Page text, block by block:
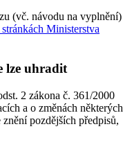
(vč. návodu na vyplnění)
Ministerstva
lze uhradit
2 zákona č. 361/2000
a o změnách některých
pozdějších předpisů,